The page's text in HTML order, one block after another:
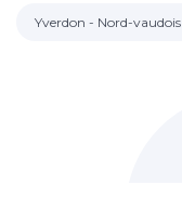
Yverdon - Nord-vaudois